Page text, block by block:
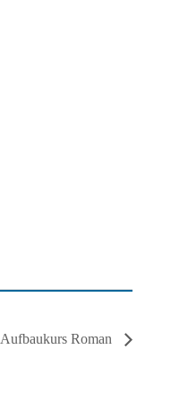
Aufbaukurs Roman